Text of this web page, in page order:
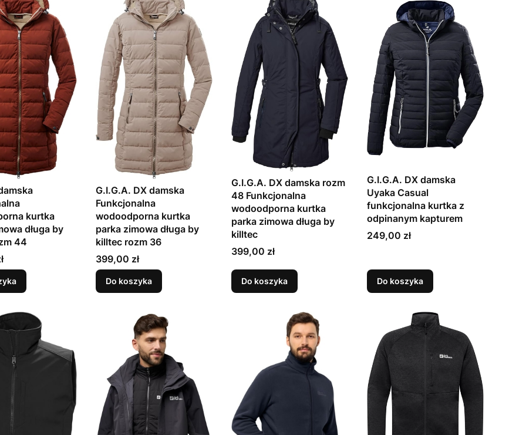
kurtka
długa by
44
G.I.G.A. DX damska
Funkcjonalna
wodoodporna kurtka
parka zimowa długa by
killtec rozm 36
Cena
399,00 zł
Do koszyka
G.I.G.A. DX damska rozm
48 Funkcjonalna
wodoodporna kurtka
parka zimowa długa by
killtec
Cena
399,00 zł
Do koszyka
G.I.G.A. DX damska
Uyaka Casual
funkcjonalna kurtka z
odpinanym kapturem
Cena
249,00 zł
Do koszyka